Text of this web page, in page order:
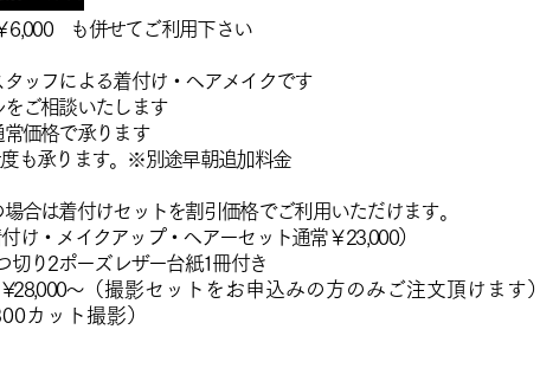
も併せてご利用下さい
ッフによる着付け・ヘアメイクです
ご相談いたします
価格で承ります
も承ります。※別途早朝追加料金
合は着付けセットを割引価格でご利用いただけます。
・メイクアップ・ヘアーセット通常￥23,000）
2ポーズレザー台紙1冊付き
～​（撮影セットをお申込みの方のみご注文頂けます）
カット撮影）